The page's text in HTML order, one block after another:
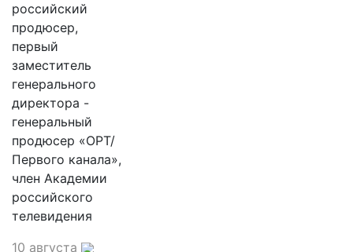
российский
продюсер,
первый
заместитель
генерального
директора -
генеральный
продюсер «ОРТ/
Первого канала»,
член Академии
российского
телевидения
10 августа